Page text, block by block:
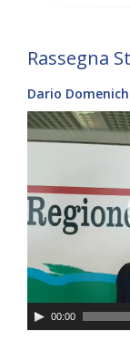
Rassegna
Dario
Video
Player
00:00